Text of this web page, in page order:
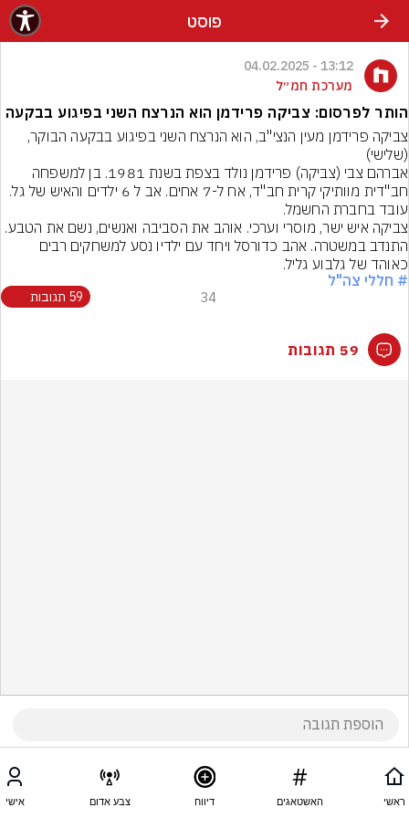
פוסט
13:12 - 04.02.2025
מערכת חמ״ל
הותר לפרסום: צביקה פרידמן הוא הנרצח השני בפיגוע בבקעה
(שלישי)
עובד בחברת החשמל.
כאוהד של גלבוע גליל.
# חללי צה"ל
34 59 תגובות
59 תגובות
ראשי האשטאגים דיווח צבע אדום אישי